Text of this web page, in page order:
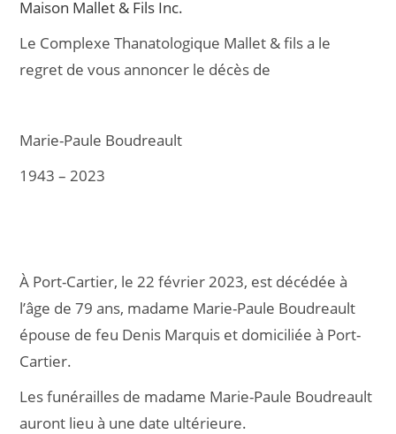
k
Maison Mallet & Fils Inc.
Le Complexe Thanatologique Mallet & fils a le
regret de vous annoncer le décès de
Marie-Paule Boudreault
1943 – 2023
À Port-Cartier, le 22 février 2023, est décédée à
l’âge de 79 ans, madame Marie-Paule Boudreault
épouse de feu Denis Marquis et domiciliée à Port-
Cartier.
Les funérailles de madame Marie-Paule Boudreault
auront lieu à une date ultérieure.